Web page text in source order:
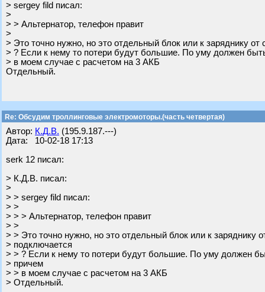
> sergey fild писал:
>
> > Альтернатор, телефон правит
>
> Это точно нужно, но это отдельный блок или к заряднику от
> ? Если к нему то потери будут большие. По уму должен
> в моем случае с расчетом на 3 АКБ
Отдельный.
Re: Обсудим троллинговые электромоторы.(часть четвертая)
Автор: К.Д.В. (195.9.187.---)
Дата: 10-02-18 17:13
serk 12 писал:
> К.Д.В. писал:
>
> > sergey fild писал:
> >
> > > Альтернатор, телефон правит
> >
> > Это точно нужно, но это отдельный блок или к заряднику
> подключается
> > ? Если к нему то потери будут большие. По уму должен
> причем
> > в моем случае с расчетом на 3 АКБ
> Отдельный.